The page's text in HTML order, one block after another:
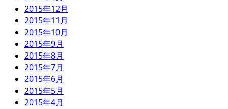
2015年12月
2015年11月
2015年10月
2015年9月
2015年8月
2015年7月
2015年6月
2015年5月
2015年4月